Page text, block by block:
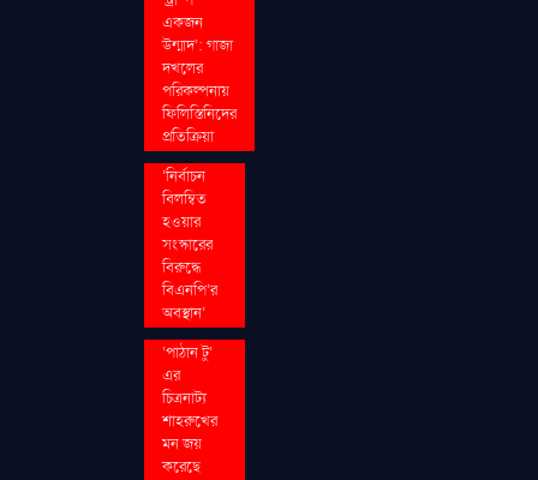
একজন
উন্মাদ’: গাজা
দখলের
পরিকল্পনায়
ফিলিস্তিনিদের
প্রতিক্রিয়া
‘নির্বাচন
বিলম্বিত
হওয়ার
সংস্কারের
বিরুদ্ধে
বিএনপি’র
অবস্থান’
‘পাঠান টু’
এর
চিত্রনাট্য
শাহরুখের
মন জয়
করেছে